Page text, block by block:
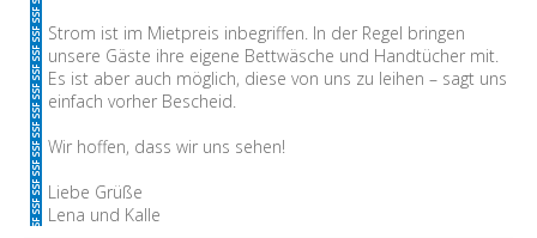
Strom ist im Mietpreis inbegriffen. In der Regel bringen
unsere Gäste ihre eigene Bettwäsche und Handtücher mit.
Es ist aber auch möglich, diese von uns zu leihen – sagt uns
einfach vorher Bescheid.
Wir hoffen, dass wir uns sehen!
Liebe Grüße
Lena und Kalle